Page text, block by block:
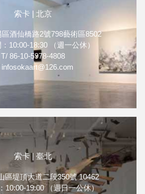
Shihpin，b.1977-），閆占城
（b.1984-），嚴一能
（b.1977-），楊勳
（b.1981-），以及張英楠
（b.1981-）。展會將於2024
年3月28日至30日在香港會議
展覽中心（HKCEC）舉行
（預展日期為2024年3月26日
及27日）。索卡藝術期待在香
索卡 | 北京
酒仙橋路2號798藝術區8502
10:00-18:30 （週一公休）
T/ 86-10-5978-4808
infosokaart@126.com
索卡 | 臺北
區堤頂大道二段350號 10462
10:00-19:00 （週日一公休）